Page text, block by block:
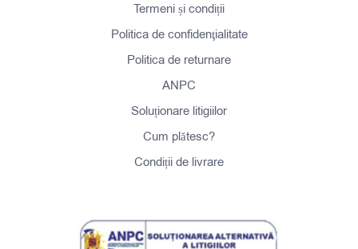
Termeni și condiții
Politica de confidenţialitate
Politica de returnare
ANPC
Soluționare litigiilor
Cum plătesc?
Condiții de livrare